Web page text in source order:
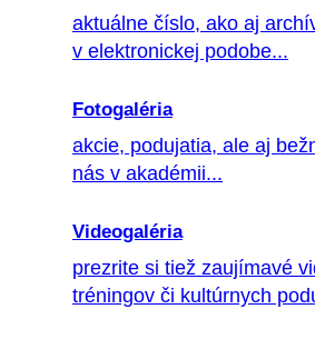
aktuálne číslo, ako aj
v elektronickej podobe...
Fotogaléria
akcie, podujatia, ale aj
nás v akadémii...
Videogaléria
prezrite si tiež zaujímavé
tréningov či kultúrnych